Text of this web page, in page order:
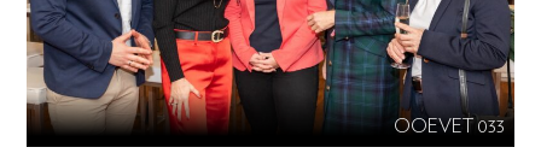
OOEVET 033